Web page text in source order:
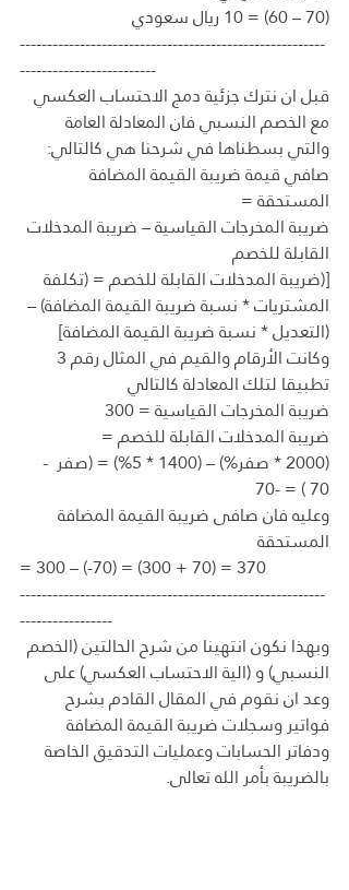
(70 – 60) = 10 ريال سعودي
--------------------------------------------------------
-------------------------
قبل ان نترك جزئية دمج الاحتساب العكسي
مع الخصم النسبي فان المعادلة العامة
والتي بسطناها في شرحنا هي كالتالي:
صافي قيمة ضريبة القيمة المضافة
المستحقة =
ضريبة المخرجات القياسية – ضريبة المدخلات
القابلة للخصم
[(ضريبة المدخلات القابلة للخصم = (تكلفة
المشتريات * نسبة ضريبة القيمة المضافة) –
(التعديل * نسبة ضريبة القيمة المضافة]
تطبيقا لتلك المعادلة كالتالي
ضريبة المخرجات القياسية = 300
ضريبة المدخلات القابلة للخصم =
(2000 * صفر%) – (1400 * 5%) = (صفر  -
70 ) = -70
وعليه فان صافى ضريبة القيمة المضافة
المستحقة
= 300 – (-70) = (300 + 70) = 370
--------------------------------------------------------
-----------------
وبهذا نكون انتهينا من شرح الحالتين (الخصم
النسبي) و (الية الاحتساب العكسي) على
وعد ان نقوم في المقال القادم بشرح
فواتير وسجلات ضريبة القيمة المضافة
ودفاتر الحسابات وعمليات التدقيق الخاصة
بالضريبة بأمر الله تعالى.